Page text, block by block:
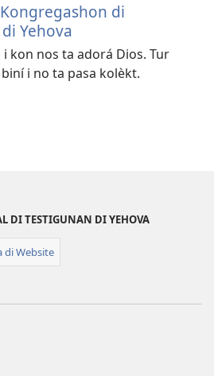
di
Yehova
i kon nos ta adorá Dios. Tur
i no ta pasa kolèkt.
DI TESTIGUNAN DI YEHOVA
di Website